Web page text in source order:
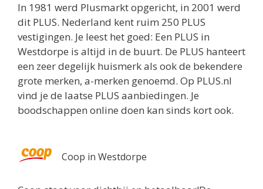
In 1981 werd Plusmarkt opgericht, in 2001 werd
dit PLUS. Nederland kent ruim 250 PLUS
vestigingen. Je leest het goed: Een PLUS in
Westdorpe is altijd in de buurt. De PLUS hanteert
een zeer degelijk huismerk als ook de bekendere
grote merken, a-merken genoemd. Op PLUS.nl
vind je de laatse PLUS aanbiedingen. Je
boodschappen online doen kan sinds kort ook.
Coop in Westdorpe